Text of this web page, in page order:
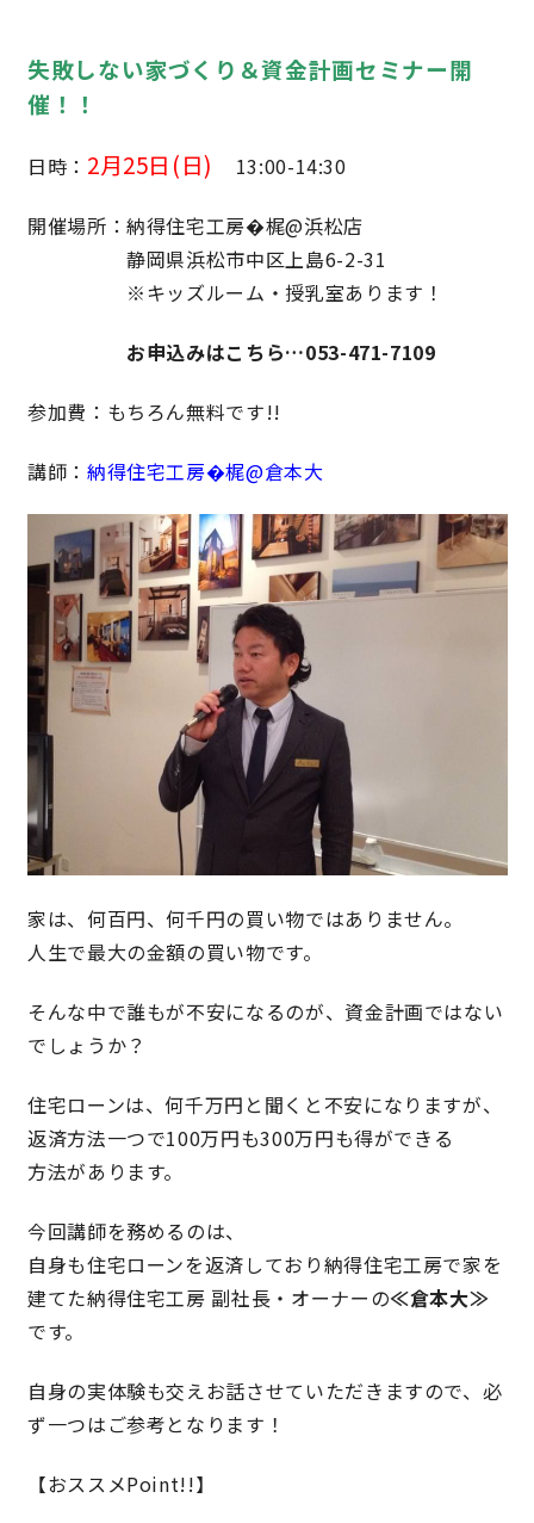
nattoku住宅 10のこだわり
理想の暮らしを引き出すデザイン力
家具まで標準仕様の空間コーディネート
身体に優しい自然素材の家
耐震等級3 & 許容応力度計算 全棟標準
徹底したコストダウンの追求
頑丈で長持ちの外壁
2030年の省エネ基準住宅
100年点検住宅
快適な室内環境へのこだわり
生涯続く安心のアフターフォロー
ラインナップ
最響の家
nattoku住宅25周年記念モデル
Blue Style
納得リフォームスタジオ nattoku リノベ
分譲住宅･不動産
失敗しない家づくり＆資金計画セミナー開
催！！
日時： 2月25日(日) 13:00-14:30
開催場所：納得住宅工房�梶@浜松店
静岡県浜松市中区上島6-2-31
※キッズルーム・授乳室あります！
お申込みはこちら…053-471-7109
参加費：もちろん無料です!!
講師： 納得住宅工房�梶@倉本大
家は、何百円、何千円の買い物ではありません。
人生で最大の金額の買い物です。
そんな中で誰もが不安になるのが、資金計画ではない
でしょうか？
住宅ローンは、何千万円と聞くと不安になりますが、
返済方法一つで100万円も300万円も得ができる
方法があります。
今回講師を務めるのは、
自身も住宅ローンを返済しており納得住宅工房で家を
建てた納得住宅工房 副社長 ・オーナーの≪倉本大≫
です。
自身の実体験も交えお話させていただきますので、必
ず一つはご参考となります！
【おススメPoint!!】